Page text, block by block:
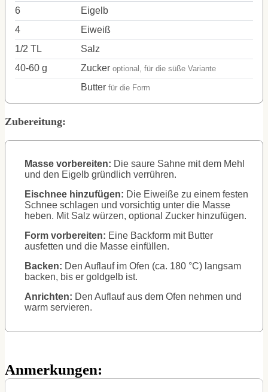
6
Eigelb
4
Eiweiß
1/2 TL
Salz
40-60 g Zucker optional, für die süße Variante
Butter für die Form
Zubereitung:
Masse vorbereiten: Die saure Sahne mit dem Mehl
und den Eigelb gründlich verrühren.
Eischnee hinzufügen: Die Eiweiße zu einem festen
Schnee schlagen und vorsichtig unter die Masse
heben. Mit Salz würzen, optional Zucker hinzufügen.
Form vorbereiten: Eine Backform mit Butter
ausfetten und die Masse einfüllen.
Backen: Den Auflauf im Ofen (ca. 180 °C) langsam
backen, bis er goldgelb ist.
Anrichten: Den Auflauf aus dem Ofen nehmen und
warm servieren.
Anmerkungen: